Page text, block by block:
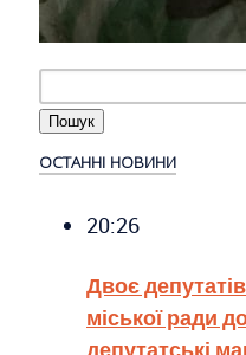
ОСТАННІ НОВИНИ
20:26
Двоє
міської ради
депутатські